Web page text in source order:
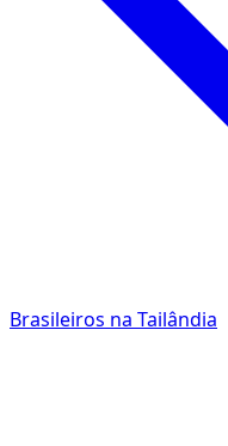
Brasileiros na Tailândia